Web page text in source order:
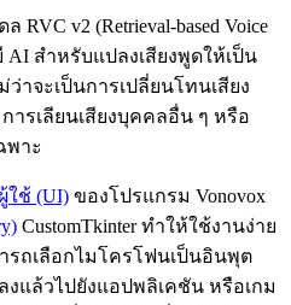
RVC v2 (Retrieval‑based Voice
AI สำหรับแปลงเสียงพูดให้เป็น
าจะเป็นการเปลี่ยนโทนเสียง
ารเลียนเสียงบุคคลอื่น ๆ หรือ
พาะ
ใช้ (UI) ของโปรแกรม Vonovox
CustomTkinter ทำให้ใช้งานง่าย
รถเลือกไมโครโฟนเป็นอินพุต
แล้วไปยังแอปพลิเคชัน หรือเกม